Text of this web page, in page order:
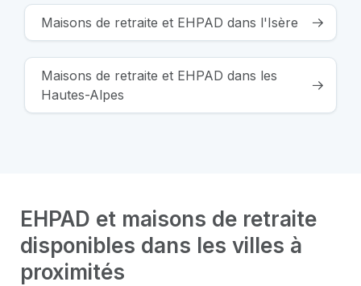
Maisons de retraite et EHPAD dans l'Isère
Maisons de retraite et EHPAD dans les
Hautes-Alpes
EHPAD et maisons de retraite
disponibles dans les villes à
proximités